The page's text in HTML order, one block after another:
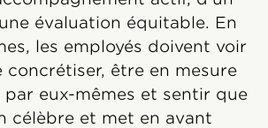
évaluation équitable. En
les employés doivent voir
concrétiser, être en mesure
par eux-mêmes et sentir que
célèbre et met en avant